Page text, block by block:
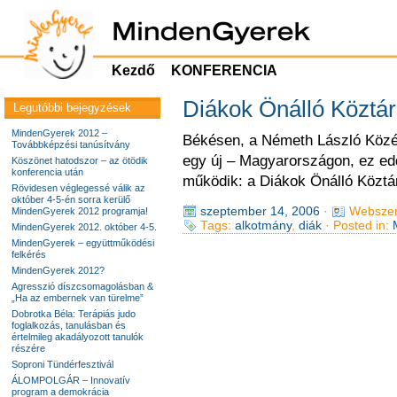
Kezdő KONFERENCIA
Diákok Önálló
Békésen, a Németh László
egy új – Magyarországon, ez
működik: a Diákok Önálló
szeptember 14, 2006·
Tags: alkotmány, diák· Posted in:
Legutóbbi bejegyzések
MindenGyerek 2012 –
Továbbképzési tanúsítvány
Köszönet hatodszor – az ötödik
konferencia után
Rövidesen véglegessé válik az
október 4-5-én sorra kerülő
MindenGyerek 2012 programja!
MindenGyerek 2012. október 4-5.
MindenGyerek – együttműködési
felkérés
MindenGyerek 2012?
Agresszió díszcsomagolásban &
„Ha az embernek van türelme”
Dobrotka Béla: Terápiás judo
foglalkozás, tanulásban és
értelmileg akadályozott tanulók
részére
Soproni Tündérfesztivál
ÁLOMPOLGÁR – Innovatív
program a demokrácia